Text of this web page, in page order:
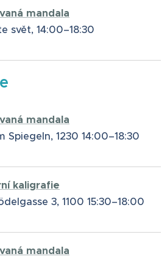
mandala
svět,⁠ 14:00–⁠18:30
mandala
Spiegeln, 1230 14:00–18:30
kaligrafie
3, 1100 15:30–18:00
mandala